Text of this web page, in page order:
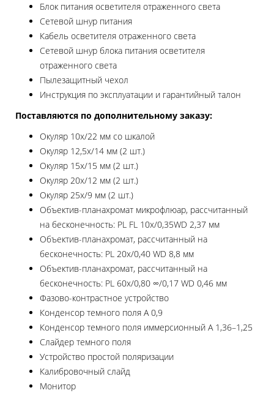
Блок питания осветителя отраженного света
Сетевой шнур питания
Кабель осветителя отраженного света
Сетевой шнур блока питания осветителя
отраженного света
Пылезащитный чехол
Инструкция по эксплуатации и гарантийный талон
Поставляются по дополнительному заказу:
Окуляр 10х/22 мм со шкалой
Окуляр 12,5x/14 мм (2 шт.)
Окуляр 15х/15 мм (2 шт.)
Окуляр 20х/12 мм (2 шт.)
Окуляр 25х/9 мм (2 шт.)
Объектив-планахромат микрофлюар, рассчитанный
на бесконечность: PL FL 10х/0,35WD 2,37 мм
Объектив-планахромат, рассчитанный на
бесконечность: PL 20х/0,40 WD 8,8 мм
Объектив-планахромат, рассчитанный на
бесконечность: PL 60х/0,80 ∞/0,17 WD 0,46 мм
Фазово-контрастное устройство
Конденсор темного поля А 0,9
Конденсор темного поля иммерсионный А 1,36–1,25
Слайдер темного поля
Устройство простой поляризации
Калибровочный слайд
Монитор